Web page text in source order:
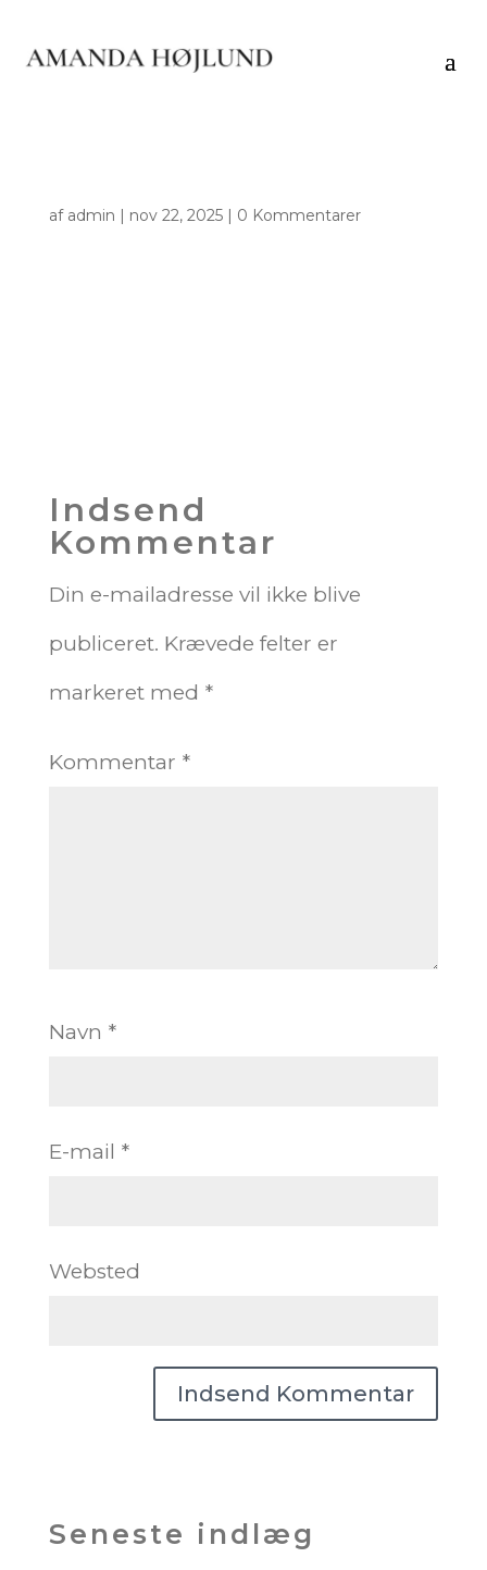
af admin | nov 22, 2025| 0 Kommentarer
Indsend
Kommentar
Din e-mailadresse vil ikke blive
publiceret. Krævede felter er
markeret med *
Kommentar *
Navn *
E-mail *
Websted
Seneste indlæg